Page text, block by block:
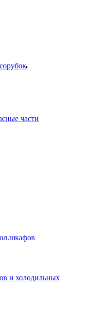
части
и холодильных